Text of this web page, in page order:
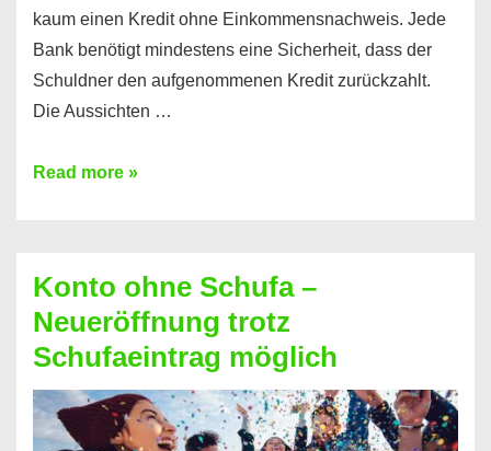
kaum einen Kredit ohne Einkommensnachweis. Jede
Bank benötigt mindestens eine Sicherheit, dass der
Schuldner den aufgenommenen Kredit zurückzahlt.
Die Aussichten …
Mit
Sie
einen
Kredit
ohne
Einkommensnachweis
Read more »
Konto ohne Schufa –
Neueröffnung trotz
Schufaeintrag möglich